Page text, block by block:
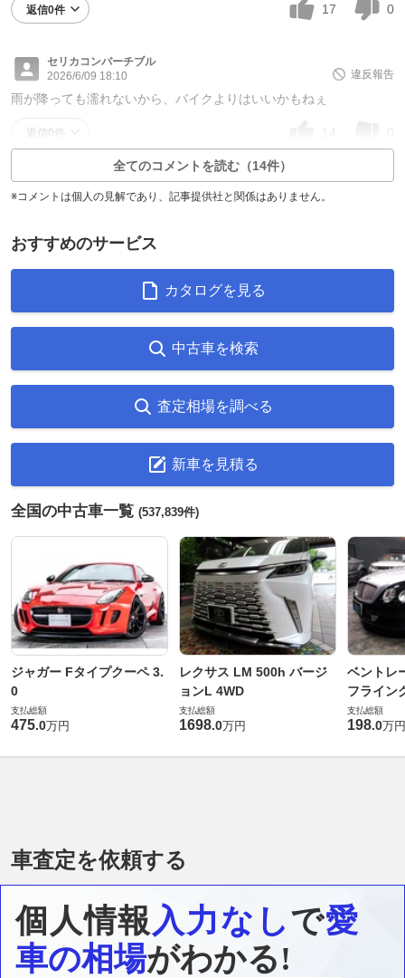
返信0件 17 0
セリカコンバーチブル
2026/6/09 18:10
違反報告
雨が降っても濡れないから、バイクよりはいいかもねぇ
返信0件
全てのコメントを読む（14件）
※コメントは個人の見解であり、記事提供社と関係はありません。
おすすめのサービス
カタログを見る
中古車を検索
査定相場を調べる
新車を見積る
全国の中古車一覧 (537,839件)
ジャガー Fタイプクーペ 3.
0
支払総額
475.0万円
レクサス LM 500h バージ
ョンL 4WD
支払総額
1698.0万円
ベントレ
フライン
支払総額
198.0万円
車査定を依頼する
個人情報 入力なしで愛
車の相場がわかる!